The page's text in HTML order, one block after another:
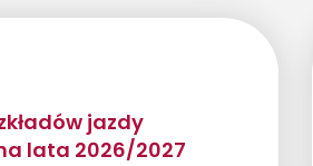
jazdy
lata 2026/2027